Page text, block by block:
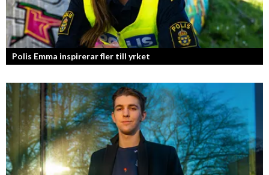
Polis Emma inspirerar fler till yrket